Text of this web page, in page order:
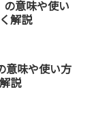
意味や使い
解説
意味や使い方
説